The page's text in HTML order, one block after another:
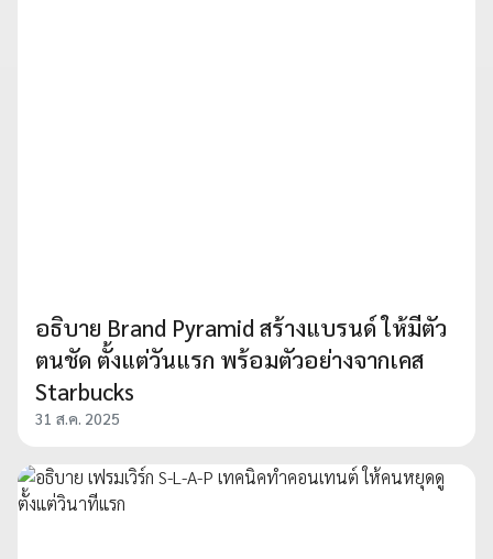
อธิบาย Brand Pyramid สร้างแบรนด์ ให้มีตัว
ตนชัด ตั้งแต่วันแรก พร้อมตัวอย่างจากเคส
Starbucks
31 ส.ค. 2025